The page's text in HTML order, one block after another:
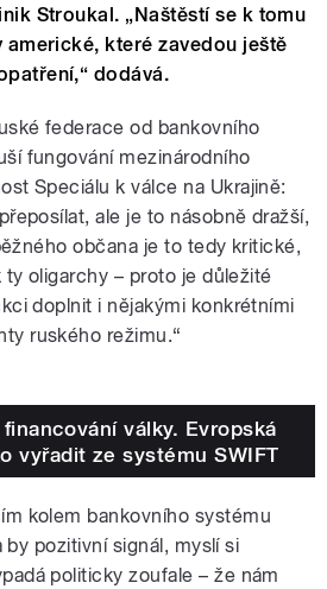
Stroukal. „Naštěstí se k tomu
které zavedou ještě
dodává.
federace od bankovního
fungování mezinárodního
Speciálu k válce na Ukrajině:
ale je to násobně dražší,
občana je to tedy kritické,
oligarchy – proto je důležité
doplnit i nějakými konkrétními
ruského režimu.“
války. Evropská
vyřadit ze systému SWIFT
kolem bankovního systému
by pozitivní signál, myslí si
politicky zoufale – že nám